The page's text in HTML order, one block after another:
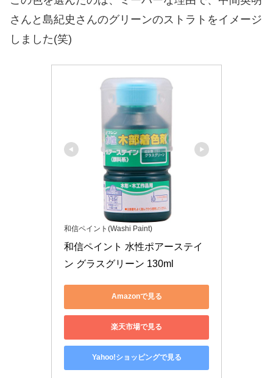
さんと島紀史さんのグリーンのストラトをイメージ
しました(笑)
和信ペイント(Washi Paint)
和信ペイント 水性ポアーステイ
ン グラスグリーン 130ml
Amazonで見る
楽天市場で見る
Yahoo!ショッピングで見る